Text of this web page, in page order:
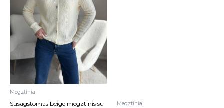
Megztiniai
Susagstomas beige megztinis su
Megztiniai